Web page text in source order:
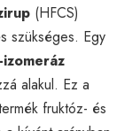
(HFCS)
szükséges. Egy
alakul. Ez a
fruktóz- és